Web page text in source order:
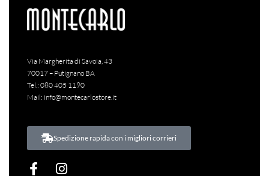
Via Margherita di Savoia, 43
70017 – Putignano BA
Tel.: 080 405 1190
Mail: info@montecarlostore.it
Spedizione rapida con i migliori corrieri